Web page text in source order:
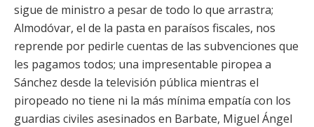
sigue de ministro a pesar de todo lo que arrastra;
Almodóvar, el de la pasta en paraísos fiscales, nos
reprende por pedirle cuentas de las subvenciones que
les pagamos todos; una impresentable piropea a
Sánchez desde la televisión pública mientras el
piropeado no tiene ni la más mínima empatía con los
guardias civiles asesinados en Barbate, Miguel Ángel